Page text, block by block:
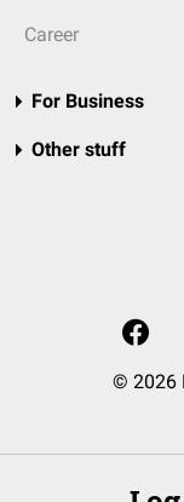
Career
For Business
Other stuff
© 2026